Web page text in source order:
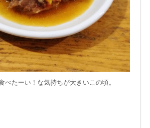
べたーい！な気持ちが大きいこの頃。